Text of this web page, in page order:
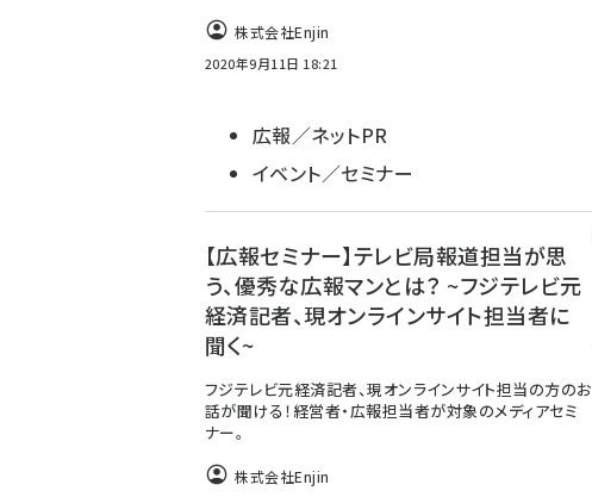
株式会社Enjin
2020年9月11日 18:21
広報／ネットPR
イベント／セミナー
【広報セミナー】テレビ局報道担当が思
う、優秀な広報マンとは？ ~フジテレビ元
経済記者、現オンラインサイト担当者に
聞く~
フジテレビ元経済記者、現オンラインサイト担当の方のお
話が聞ける！経営者・広報担当者が対象のメディアセミ
ナー。
株式会社Enjin